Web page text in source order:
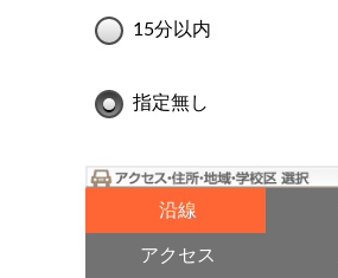
15分以内
指定無し
沿線
アクセス